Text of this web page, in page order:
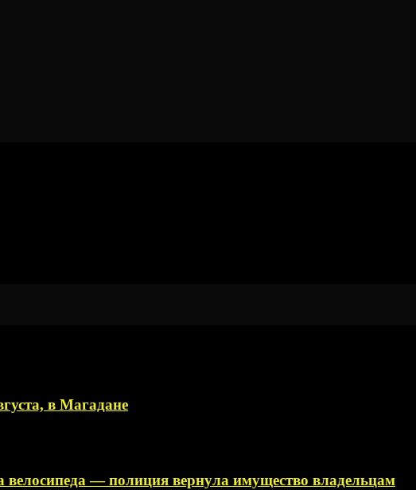
в Магадане
велосипеда — полиция вернула имущество владельцам